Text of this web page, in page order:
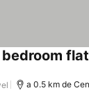
a 0.5 km de